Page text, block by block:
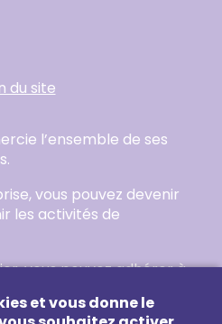
du site
l’ensemble de ses
vous pouvez devenir
les activités de
vous pouvezadhérerà
et vous donne le